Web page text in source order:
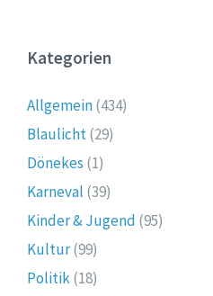
Kategorien
Allgemein(434)
Blaulicht(29)
Dönekes (1)
Karneval (39)
Kinder & Jugend (95)
Kultur(99)
Politik(18)